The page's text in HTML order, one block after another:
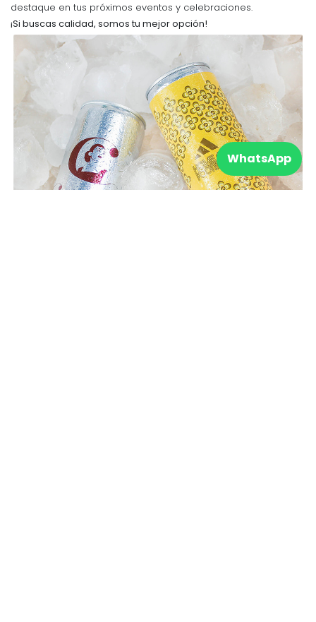
destaque en tus próximos eventos y celebraciones.
¡Si buscas calidad, somos tu mejor opción!
WhatsApp